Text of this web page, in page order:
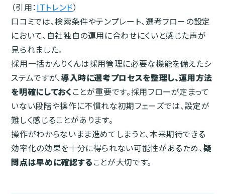
（引用：ITトレンド）
口コミでは、検索条件やテンプレート、選考フローの設定
において、自社独自の運用に合わせにくいと感じた声が
見られました。
採用一括かんりくんは採用管理に必要な機能を備えたシ
ステムですが、導入時に選考プロセスを整理し、運用方法
を明確にしておく ことが重要です。採用フローが定まって
いない段階や操作に不慣れな初期フェーズでは、設定が
難しく感じることがあります。
操作がわからないまま進めてしまうと、本来期待できる
効率化の効果を十分に得られない可能性があるため、疑
問点は早めに確認することが大切です。